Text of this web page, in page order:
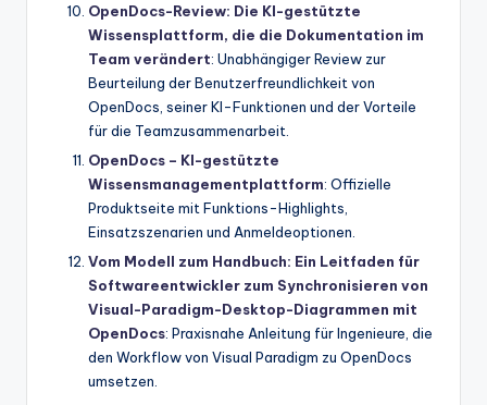
OpenDocs-Review: Die KI-gestützte
Wissensplattform, die die Dokumentation im
Team verändert: Unabhängiger Review zur
Beurteilung der Benutzerfreundlichkeit von
OpenDocs, seiner KI-Funktionen und der Vorteile
für die Teamzusammenarbeit.
OpenDocs – KI-gestützte
Wissensmanagementplattform: Offizielle
Produktseite mit Funktions-Highlights,
Einsatzszenarien und Anmeldeoptionen.
Vom Modell zum Handbuch: Ein Leitfaden für
Softwareentwickler zum Synchronisieren von
Visual-Paradigm-Desktop-Diagrammen mit
OpenDocs: Praxisnahe Anleitung für Ingenieure, die
den Workflow von Visual Paradigm zu OpenDocs
umsetzen.